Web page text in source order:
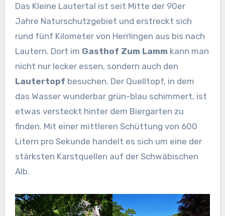
Das Kleine Lautertal ist seit Mitte der 90er
Jahre Naturschutzgebiet und erstreckt sich
rund fünf Kilometer von Herrlingen aus bis nach
Lautern. Dort im Gasthof Zum Lamm kann man
nicht nur lecker essen, sondern auch den
Lautertopf besuchen. Der Quelltopf, in dem
das Wasser wunderbar grün-blau schimmert, ist
etwas versteckt hinter dem Biergarten zu
finden. Mit einer mittleren Schüttung von 600
Litern pro Sekunde handelt es sich um eine der
stärksten Karstquellen auf der Schwäbischen
Alb.